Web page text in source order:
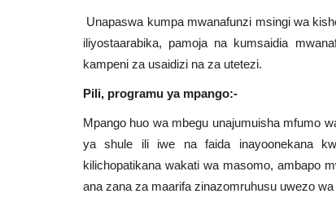
Unapaswa kumpa mwanafunzi msingi wa
iliyostaarabika, pamoja na kumsaidia
kampeni za usaidizi na za utetezi.
Pili, programu ya mpango:-
Mpango huo wa mbegu unajumuisha mfumo
ya shule ili iwe na faida inayoonekana
kilichopatikana wakati wa masomo, ambapo
ana zana za maarifa zinazomruhusu uwezo